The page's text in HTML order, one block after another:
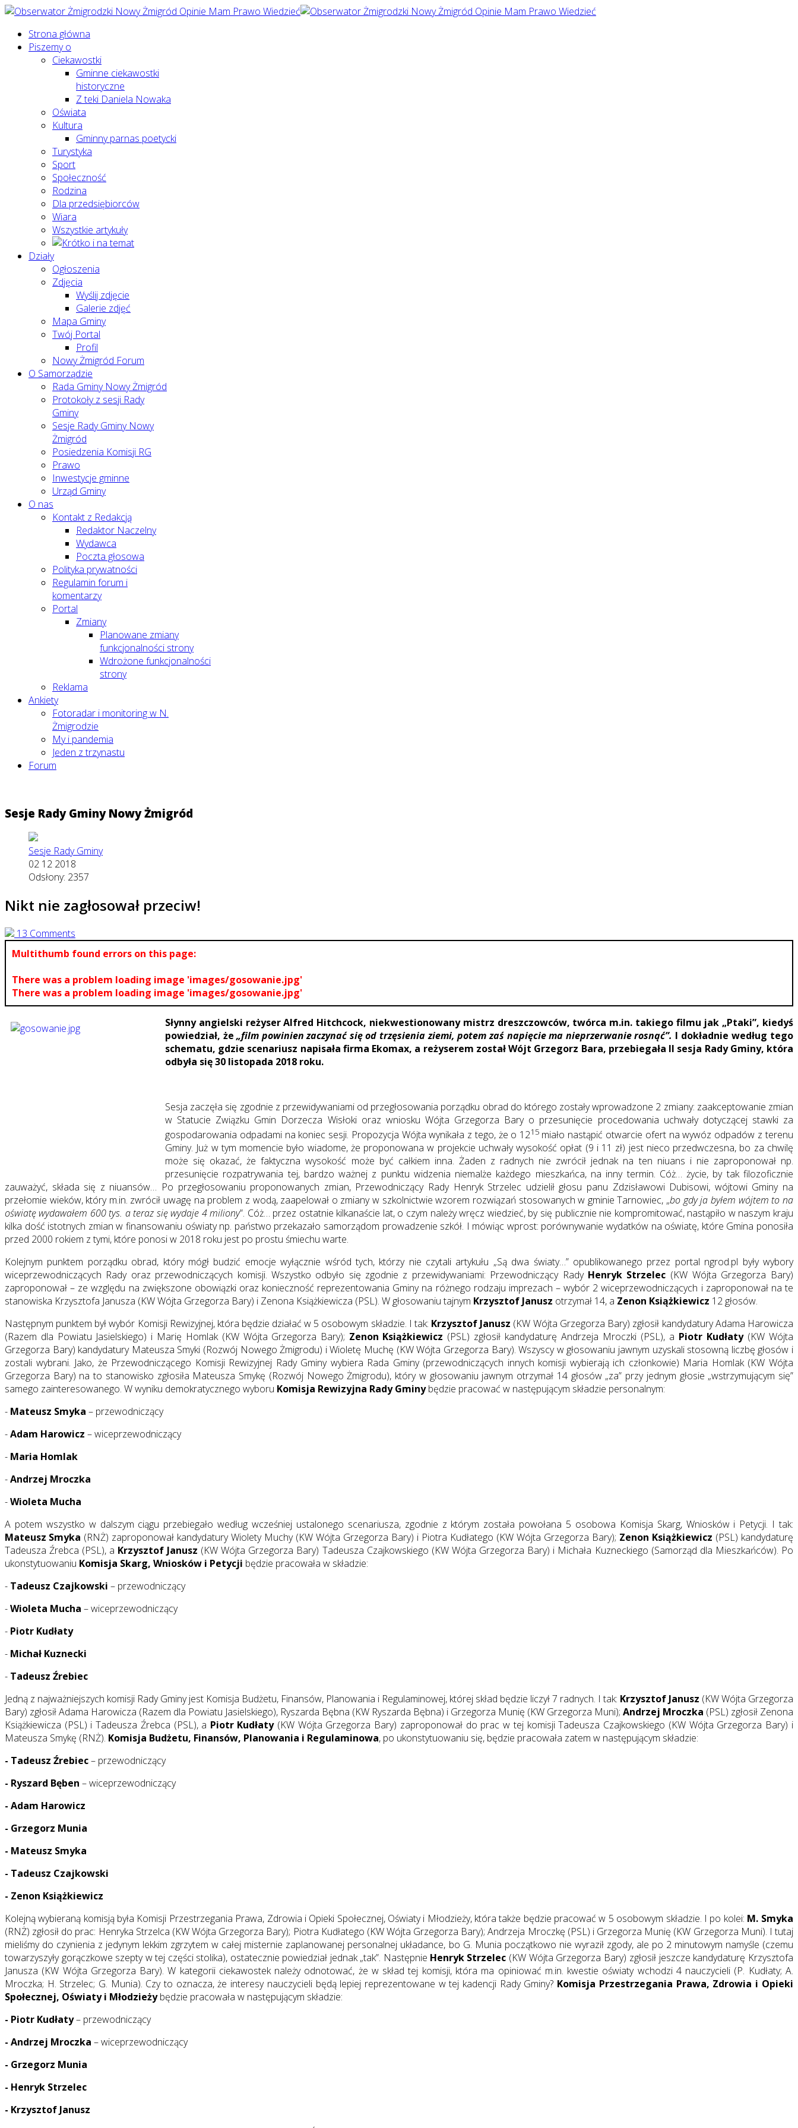
Strona główna
Piszemy o
Ciekawostki
Gminne ciekawostki
historyczne
Z teki Daniela Nowaka
Oświata
Kultura
Gminny parnas poetycki
Turystyka
Sport
Społeczność
Rodzina
Dla przedsiębiorców
Wiara
Wszystkie artykuły
Działy
Ogłoszenia
Zdjęcia
Wyślij zdjęcie
Galerie zdjęć
Mapa Gminy
Twój Portal
Profil
Nowy Żmigród Forum
O Samorządzie
Rada Gminy Nowy Żmigród
Protokoły z sesji Rady
Gminy
Sesje Rady Gminy Nowy
Żmigród
Posiedzenia Komisji RG
Prawo
Inwestycje gminne
Urząd Gminy
O nas
Kontakt z Redakcją
Redaktor Naczelny
Wydawca
Poczta głosowa
Polityka prywatności
Regulamin forum i
komentarzy
Portal
Zmiany
Planowane zmiany
funkcjonalności strony
Wdrożone funkcjonalności
strony
Reklama
Ankiety
Fotoradar i monitoring w N.
Żmigrodzie
My i pandemia
Jeden z trzynastu
Forum
Sesje Rady Gminy Nowy Żmigród
Sesje Rady Gminy
02 12 2018
Odsłony: 2357
Nikt nie zagłosował przeciw!
13 Comments
Multithumb found errors on this page:
There was a problem loading image 'images/gosowanie.jpg'
There was a problem loading image 'images/gosowanie.jpg'
Słynny angielski reżyser Alfred Hitchcock, niekwestionowany mistrz dreszczowców, twórca m.in. takiego filmu jak „Ptaki”, kiedyś
powiedział, że „film powinien zaczynać się od trzęsienia ziemi, potem zaś napięcie ma nieprzerwanie rosnąć”. I dokładnie według tego
schematu, gdzie scenariusz napisała firma Ekomax, a reżyserem został Wójt Grzegorz Bara, przebiegała II sesja Rady Gminy, która
odbyła się 30 listopada 2018 roku.
Sesja zaczęła się zgodnie z przewidywaniami od przegłosowania porządku obrad do którego zostały wprowadzone 2 zmiany: zaakceptowanie zmian
w Statucie Związku Gmin Dorzecza Wisłoki oraz wniosku Wójta Grzegorza Bary o przesunięcie procedowania uchwały dotyczącej stawki za
gospodarowania odpadami na koniec sesji. Propozycja Wójta wynikała z tego, że o 1215 miało nastąpić otwarcie ofert na wywóz odpadów z terenu
Gminy. Już w tym momencie było wiadome, że proponowana w projekcie uchwały wysokość opłat (9 i 11 zł) jest nieco przedwczesna, bo za chwilę
może się okazać, że faktyczna wysokość może być całkiem inna. Żaden z radnych nie zwrócił jednak na ten niuans i nie zaproponował np.
przesunięcie rozpatrywania tej, bardzo ważnej z punktu widzenia niemalże każdego mieszkańca, na inny termin. Cóż… życie, by tak filozoficznie
zauważyć, składa się z niuansów… Po przegłosowaniu proponowanych zmian, Przewodniczący Rady Henryk Strzelec udzielił głosu panu Zdzisławowi Dubisowi, wójtowi Gminy na
przełomie wieków, który m.in. zwrócił uwagę na problem z wodą, zaapelował o zmiany w szkolnictwie wzorem rozwiązań stosowanych w gminie Tarnowiec, „bo gdy ja byłem wójtem to na
oświatę wydawałem 600 tys. a teraz się wydaje 4 miliony”. Cóż… przez ostatnie kilkanaście lat, o czym należy wręcz wiedzieć, by się publicznie nie kompromitować, nastąpiło w naszym kraju
kilka dość istotnych zmian w finansowaniu oświaty np. państwo przekazało samorządom prowadzenie szkół. I mówiąc wprost: porównywanie wydatków na oświatę, które Gmina ponosiła
przed 2000 rokiem z tymi, które ponosi w 2018 roku jest po prostu śmiechu warte.
Kolejnym punktem porządku obrad, który mógł budzić emocje wyłącznie wśród tych, którzy nie czytali artykułu „Są dwa światy…” opublikowanego przez portal ngrod.pl były wybory
wiceprzewodniczących Rady oraz przewodniczących komisji. Wszystko odbyło się zgodnie z przewidywaniami: Przewodniczący Rady Henryk Strzelec (KW Wójta Grzegorza Bary)
zaproponował – ze względu na zwiększone obowiązki oraz konieczność reprezentowania Gminy na różnego rodzaju imprezach – wybór 2 wiceprzewodniczących i zaproponował na te
stanowiska Krzysztofa Janusza (KW Wójta Grzegorza Bary) i Zenona Książkiewicza (PSL). W głosowaniu tajnym Krzysztof Janusz otrzymał 14, a Zenon Książkiewicz 12 głosów.
Następnym punktem był wybór Komisji Rewizyjnej, która będzie działać w 5 osobowym składzie. I tak: Krzysztof Janusz (KW Wójta Grzegorza Bary) zgłosił kandydatury Adama Harowicza
(Razem dla Powiatu Jasielskiego) i Marię Homlak (KW Wójta Grzegorza Bary); Zenon Książkiewicz (PSL) zgłosił kandydaturę Andrzeja Mroczki (PSL), a Piotr Kudłaty(KW Wójta
Grzegorza Bary) kandydatury Mateusza Smyki (Rozwój Nowego Żmigrodu) i Wioletę Muchę (KW Wójta Grzegorza Bary). Wszyscy w głosowaniu jawnym uzyskali stosowną liczbę głosów i
zostali wybrani. Jako, że Przewodniczącego Komisji Rewizyjnej Rady Gminy wybiera Rada Gminy (przewodniczących innych komisji wybierają ich członkowie) Maria Homlak (KW Wójta
Grzegorza Bary) na to stanowisko zgłosiła Mateusza Smykę (Rozwój Nowego Żmigrodu), który w głosowaniu jawnym otrzymał 14 głosów „za” przy jednym głosie „wstrzymującym się”
samego zainteresowanego. W wyniku demokratycznego wyboru Komisja Rewizyjna Rady Gminybędzie pracować w następującym składzie personalnym:
- Mateusz Smyka – przewodniczący
-Adam Harowicz – wiceprzewodniczący
- Maria Homlak
-Andrzej Mroczka
-Wioleta Mucha
A potem wszystko w dalszym ciągu przebiegało według wcześniej ustalonego scenariusza, zgodnie z którym została powołana 5 osobowa Komisja Skarg, Wniosków i Petycji. I tak:
Mateusz Smyka (RNŻ) zaproponował kandydatury Wiolety Muchy (KW Wójta Grzegorza Bary) i Piotra Kudłatego (KW Wójta Grzegorza Bary); Zenon Książkiewicz (PSL) kandydaturę
Tadeusza Źrebca (PSL), a Krzysztof Janusz (KW Wójta Grzegorza Bary) Tadeusza Czajkowskiego (KW Wójta Grzegorza Bary) i Michała Kuzneckiego (Samorząd dla Mieszkańców). Po
ukonstytuowaniu Komisja Skarg, Wniosków i Petycji będzie pracowała w składzie:
- Tadeusz Czajkowski – przewodniczący
-Wioleta Mucha – wiceprzewodniczący
- Piotr Kudłaty
- Michał Kuznecki
- Tadeusz Źrebiec
Jedną z najważniejszych komisji Rady Gminy jest Komisja Budżetu, Finansów, Planowania i Regulaminowej, której skład będzie liczył 7 radnych. I tak: Krzysztof Janusz (KW Wójta Grzegorza
Bary) zgłosił Adama Harowicza (Razem dla Powiatu Jasielskiego), Ryszarda Bębna (KW Ryszarda Bębna) i Grzegorza Munię (KW Grzegorza Muni); Andrzej Mroczka (PSL) zgłosił Zenona
Książkiewicza (PSL) i Tadeusza Źrebca (PSL), a Piotr Kudłaty(KW Wójta Grzegorza Bary) zaproponował do prac w tej komisji Tadeusza Czajkowskiego (KW Wójta Grzegorza Bary) i
Mateusza Smykę (RNŻ). Komisja Budżetu, Finansów, Planowania i Regulaminowa, po ukonstytuowaniu się, będzie pracowała zatem w następującym składzie:
- Tadeusz Źrebiec– przewodniczący
- Ryszard Bęben – wiceprzewodniczący
- Adam Harowicz
- Grzegorz Munia
- Mateusz Smyka
- Tadeusz Czajkowski
- Zenon Książkiewicz
Kolejną wybieraną komisją była Komisji Przestrzegania Prawa, Zdrowia i Opieki Społecznej, Oświaty i Młodzieży, która także będzie pracować w 5 osobowym składzie. I po kolei: M. Smyka
(RNŻ) zgłosił do prac: Henryka Strzelca (KW Wójta Grzegorza Bary); Piotra Kudłatego (KW Wójta Grzegorza Bary); Andrzeja Mroczkę (PSL) i Grzegorza Munię (KW Grzegorza Muni). I tutaj
mieliśmy do czynienia z jedynym lekkim zgrzytem w całej misternie zaplanowanej personalnej układance, bo G. Munia początkowo nie wyraził zgody, ale po 2 minutowym namyśle (czemu
towarzyszyły gorączkowe szepty w tej części stolika), ostatecznie powiedział jednak „tak”. Następnie Henryk Strzelec (KW Wójta Grzegorza Bary) zgłosił jeszcze kandydaturę Krzysztofa
Janusza (KW Wójta Grzegorza Bary). W kategorii ciekawostek należy odnotować, że w skład tej komisji, która ma opiniować m.in. kwestie oświaty wchodzi 4 nauczycieli (P. Kudłaty; A.
Mroczka; H. Strzelec; G. Munia). Czy to oznacza, że interesy nauczycieli będą lepiej reprezentowane w tej kadencji Rady Gminy? Komisja Przestrzegania Prawa, Zdrowia i Opieki
Społecznej, Oświaty i Młodzieżybędzie pracowała w następującym składzie:
- Piotr Kudłaty– przewodniczący
- Andrzej Mroczka – wiceprzewodniczący
- Grzegorz Munia
- Henryk Strzelec
- Krzysztof Janusz